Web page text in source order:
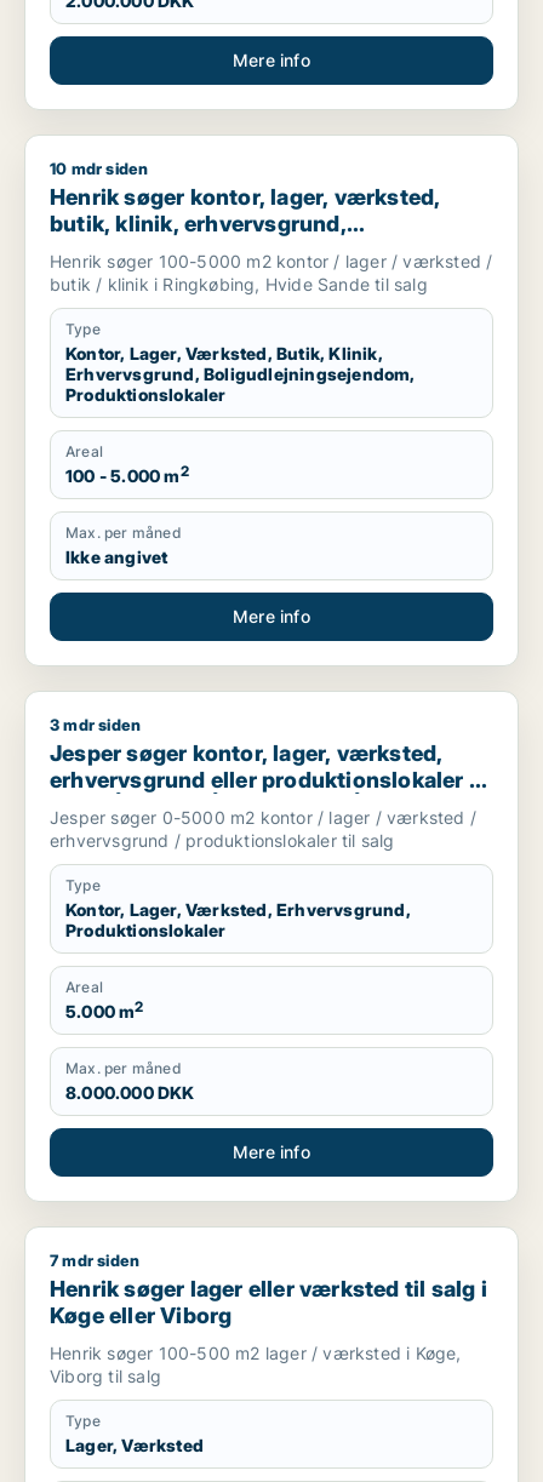
Mere info
Henrik søger kontor, lager, værksted, butik, klinik,
10 mdr siden
Henrik søger kontor, lager, værksted,
butik, klinik, erhvervsgrund,
boligudlejningsejendom eller
produktionslokaler til salg i Ringkøbing
eller Hvide Sande
Henrik søger 100-5000 m2 kontor / lager / værksted /
butik / klinik i Ringkøbing, Hvide Sande til salg
Type
Kontor, Lager, Værksted, Butik, Klinik,
Erhvervsgrund, Boligudlejningsejendom,
Produktionslokaler
Areal
100 - 5.000 m2
Max. per måned
Ikke angivet
Mere info
Jesper søger kontor, lager, værksted, erhvervsgrund eller
3 mdr siden
Jesper søger kontor, lager, værksted,
erhvervsgrund eller produktionslokaler til
salg i Århus C, Århus N eller Århus V m.fl.
Jesper søger 0-5000 m2 kontor / lager / værksted /
erhvervsgrund / produktionslokaler til salg
Type
Kontor, Lager, Værksted, Erhvervsgrund,
Produktionslokaler
Areal
5.000 m2
Max. per måned
8.000.000 DKK
Mere info
Henrik søger lager eller værksted til salg i Køge eller Viborg
7 mdr siden
Henrik søger lager eller værksted til salg i
Køge eller Viborg
Henrik søger 100-500 m2 lager / værksted i Køge,
Viborg til salg
Type
Lager, Værksted